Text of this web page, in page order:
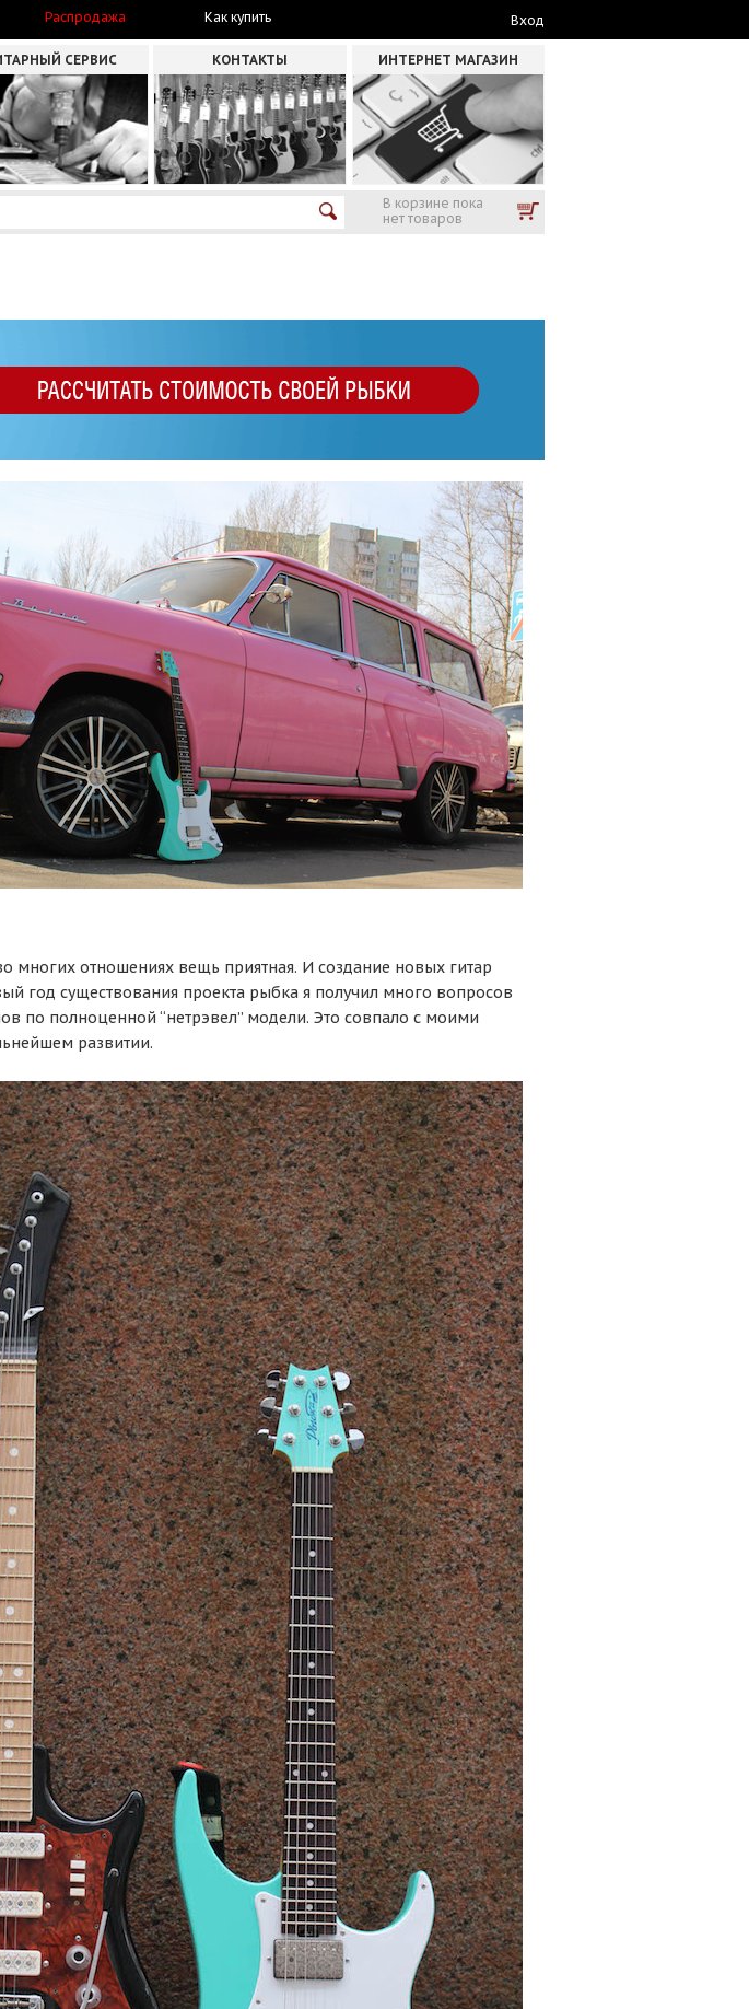
Распродажа Как купить Вход
СЕРВИС КОНТАКТЫ ИНТЕРНЕТ МАГАЗИН
В корзине пока
нет товаров
многих отношениях вещь приятная. И создание новых гитар
год существования проекта рыбка я получил много вопросов
по полноценной “нетрэвел” модели. Это совпало с моими
развитии.